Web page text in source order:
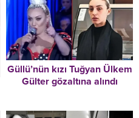
Güllü’nün kızı Tuğyan Ülkem
Gülter gözaltına alındı